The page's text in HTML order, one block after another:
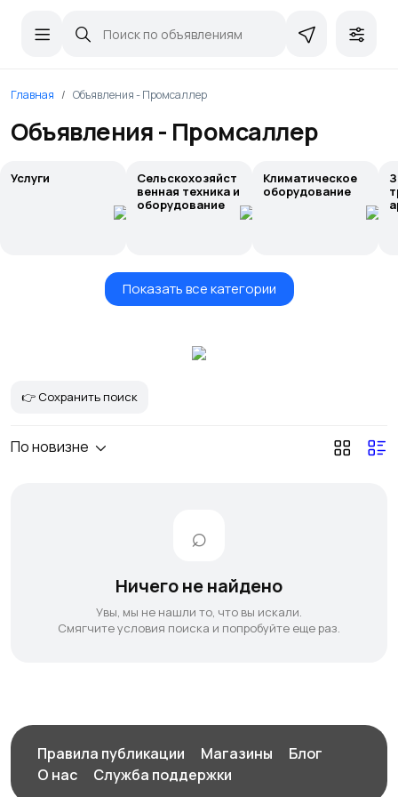
Главная Объявления - Промсаллер
Объявления - Промсаллер
Услуги
Сельскохозяйст
венная техника и
оборудование
Климатическое
оборудование
Показать все категории
👉 Сохранить поиск
По новизне
Ничего не найдено
Увы, мы не нашли то, что вы искали.
Смягчите условия поиска и попробуйте еще раз.
Правила публикации Магазины
Блог
О нас
Служба поддержки